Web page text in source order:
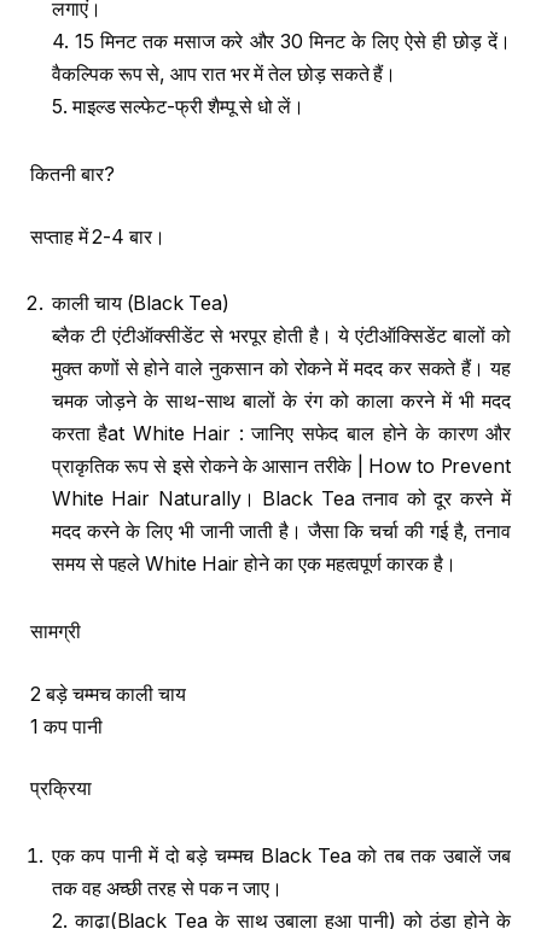
लगाएं।
4. 15 मिनट तक मसाज करे और 30 मिनट के लिए ऐसे ही छोड़ दें।
वैकल्पिक रूप से, आप रात भर में तेल छोड़ सकते हैं।
5. माइल्ड सल्फेट-फ्री शैम्पू से धो लें।
कितनी बार?
सप्ताह में 2-4 बार।
काली चाय (Black Tea)
ब्लैक टी एंटीऑक्सीडेंट से भरपूर होती है। ये एंटीऑक्सिडेंट बालों को
मुक्त कणों से होने वाले नुकसान को रोकने में मदद कर सकते हैं। यह
चमक जोड़ने के साथ-साथ बालों के रंग को काला करने में भी मदद
करता हैat White Hair : जानिए सफेद बाल होने के कारण और
प्राकृतिक रूप से इसे रोकने के आसान तरीके | How to Prevent
White Hair Naturally। Black Tea तनाव को दूर करने में
मदद करने के लिए भी जानी जाती है। जैसा कि चर्चा की गई है, तनाव
समय से पहले White Hair होने का एक महत्वपूर्ण कारक है।
सामग्री
2 बड़े चम्मच काली चाय
1 कप पानी
प्रक्रिया
एक कप पानी में दो बड़े चम्मच Black Tea को तब तक उबालें जब
तक वह अच्छी तरह से पक न जाए।
2. काढ़ा(Black Tea के साथ उबाला हुआ पानी) को ठंडा होने के